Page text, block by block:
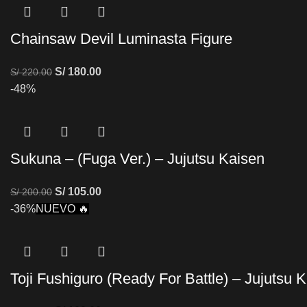
Chainsaw Devil Luminasta Figure
S/220.00 S/180.00
-48%
Sukuna – (Fuga Ver.) – Jujutsu Kaisen
S/200.00 S/105.00
-36%NUEVO 🔥
Toji Fushiguro (Ready For Battle) – Jujutsu